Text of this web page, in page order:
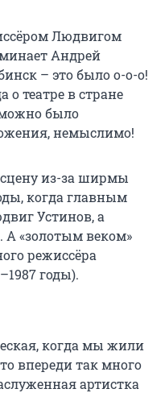
Людвигом
Андрей
– это было о-о-о!
о театре в стране
было
немыслимо!
из-за ширмы
когда главным
Устинов, а
«золотым веком»
режиссёра
годы).
когда мы жили
впереди так много
артистка